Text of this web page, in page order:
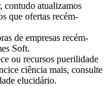
contudo atualizamos
que ofertas recém-
de empresas recém-
Soft.
ou recursos puerilidade
ciência mais, consulte
elucidário.